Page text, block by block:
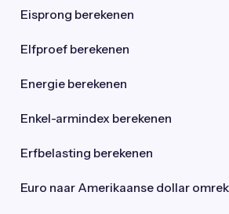
Eisprong berekenen
Elfproef berekenen
Energie berekenen
Enkel-armindex berekenen
Erfbelasting berekenen
Euro naar Amerikaanse dollar